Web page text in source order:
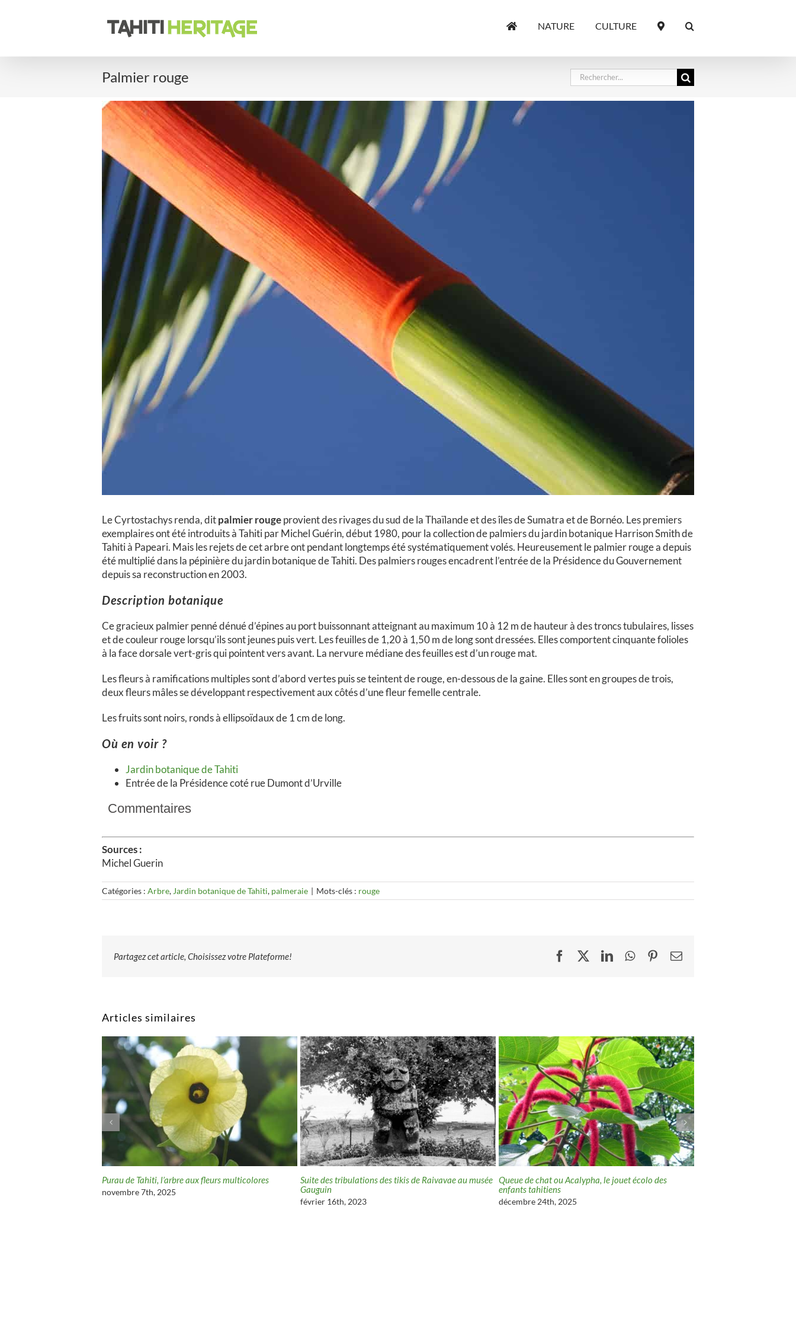
NATURE CULTURE
Palmier rouge Rechercher:
Le Cyrtostachys renda, ditpalmier rougeprovient des rivages du sud de la Thaïlande et des îles de Sumatra et de Bornéo. Les premiers
exemplaires ont été introduits à Tahiti par Michel Guérin, début 1980, pour la collection de palmiers du jardin botanique Harrison Smith de
Tahiti à Papeari. Mais les rejets de cet arbre ont pendant longtemps été systématiquement volés. Heureusement le palmier rouge a depuis
été multiplié dans la pépinière du jardin botanique de Tahiti. Des palmiers rouges encadrent l’entrée de la Présidence du Gouvernement
depuis sa reconstruction en 2003.
Description botanique
Ce gracieux palmier penné dénué d’épines au port buissonnant atteignant au maximum 10 à 12 m de hauteur à des troncs tubulaires, lisses
et de couleur rouge lorsqu’ils sont jeunes puis vert. Les feuilles de 1,20 à 1,50 m de long sont dressées. Elles comportent cinquante folioles
à la face dorsale vert-gris qui pointent vers avant. La nervure médiane des feuilles est d’un rouge mat.
Les fleurs à ramifications multiples sont d’abord vertes puis se teintent de rouge, en-dessous de la gaine. Elles sont en groupes de trois,
deux fleurs mâles se développant respectivement aux côtés d’une fleur femelle centrale.
Les fruits sont noirs, ronds à ellipsoïdaux de 1 cm de long.
Où en voir ?
Jardin botanique de Tahiti
Entrée de la Présidence coté rue Dumont d’Urville
Commentaires
Sources :
Michel Guerin
Catégories : Arbre, Jardin botanique de Tahiti, palmeraie | Mots-clés : rouge
Partagez cet article, Choisissez votre Plateforme! FacebookLinkedInWhatsApp
Pinterest
Email
Articles similaires
Purau de Tahiti, l’arbre aux fleurs multicolores
novembre 7th, 2025
Suite des tribulations des tikis de Raivavae au musée
Gauguin
février 16th, 2023
Queue de chat ou Acalypha, le jouet écolo des
enfants tahitiens
décembre 24th, 2025